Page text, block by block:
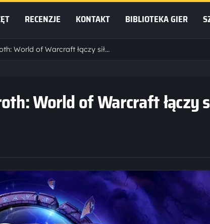
RECENZJE KONTAKT BIBLIOTEKA GIER
Domowe rewolucje w Azeroth: World of Warcraft łączy siły z Pinterestem
World of Warcraft łączy